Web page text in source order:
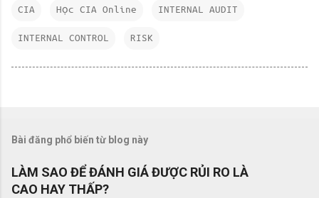
CIA Học CIA Online INTERNAL AUDIT
INTERNAL CONTROL RISK
Bài đăng phổ biến từ blog này
LÀM SAO ĐỂ ĐÁNH GIÁ ĐƯỢC RỦI RO LÀ
CAO HAY THẤP?